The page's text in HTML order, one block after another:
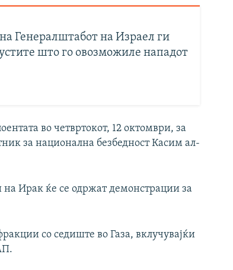
Генералштабот на Израел ги
што го овозможиле нападот
во четвртокот, 12 октомври, за
за национална безбедност Касим ал-
Ирак ќе се одржат демонстрации за
со седиште во Газа, вклучувајќи